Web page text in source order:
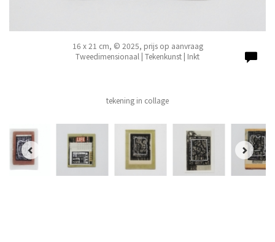
16 x 21 cm, © 2025, prijs op aanvraag
Tweedimensionaal | Tekenkunst | Inkt
tekening in collage